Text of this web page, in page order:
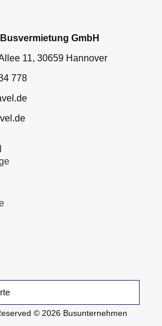
© 2026 Busunternehmen
GmbH
11, 30659 Hannover
778